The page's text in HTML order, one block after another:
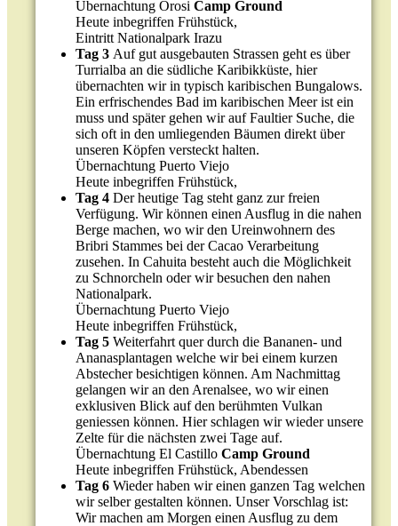
Übernachtung Orosi Camp Ground
Heute inbegriffen Frühstück,
Eintritt Nationalpark Irazu
Tag 3 Auf gut ausgebauten Strassen geht es über
Turrialba an die südliche Karibikküste, hier
übernachten wir in typisch karibischen Bungalows.
Ein erfrischendes Bad im karibischen Meer ist ein
muss und später gehen wir auf Faultier Suche, die
sich oft in den umliegenden Bäumen direkt über
unseren Köpfen versteckt halten.
Übernachtung Puerto Viejo
Heute inbegriffen Frühstück,
Tag 4Der heutige Tag steht ganz zur freien
Verfügung. Wir können einen Ausflug in die nahen
Berge machen, wo wir den Ureinwohnern des
Bribri Stammes bei der Cacao Verarbeitung
zusehen. In Cahuita besteht auch die Möglichkeit
zu Schnorcheln oder wir besuchen den nahen
Nationalpark.
Übernachtung Puerto Viejo
Heute inbegriffen Frühstück,
Tag 5 Weiterfahrt quer durch die Bananen- und
Ananasplantagen welche wir bei einem kurzen
Abstecher besichtigen können. Am Nachmittag
gelangen wir an den Arenalsee, wo wir einen
exklusiven Blick auf den berühmten Vulkan
geniessen können. Hier schlagen wir wieder unsere
Zelte für die nächsten zwei Tage auf.
Übernachtung El Castillo Camp Ground
Heute inbegriffen Frühstück, Abendessen
Tag 6Wieder haben wir einen ganzen Tag welchen
wir selber gestalten können. Unser Vorschlag ist:
Wir machen am Morgen einen Ausflug zu dem